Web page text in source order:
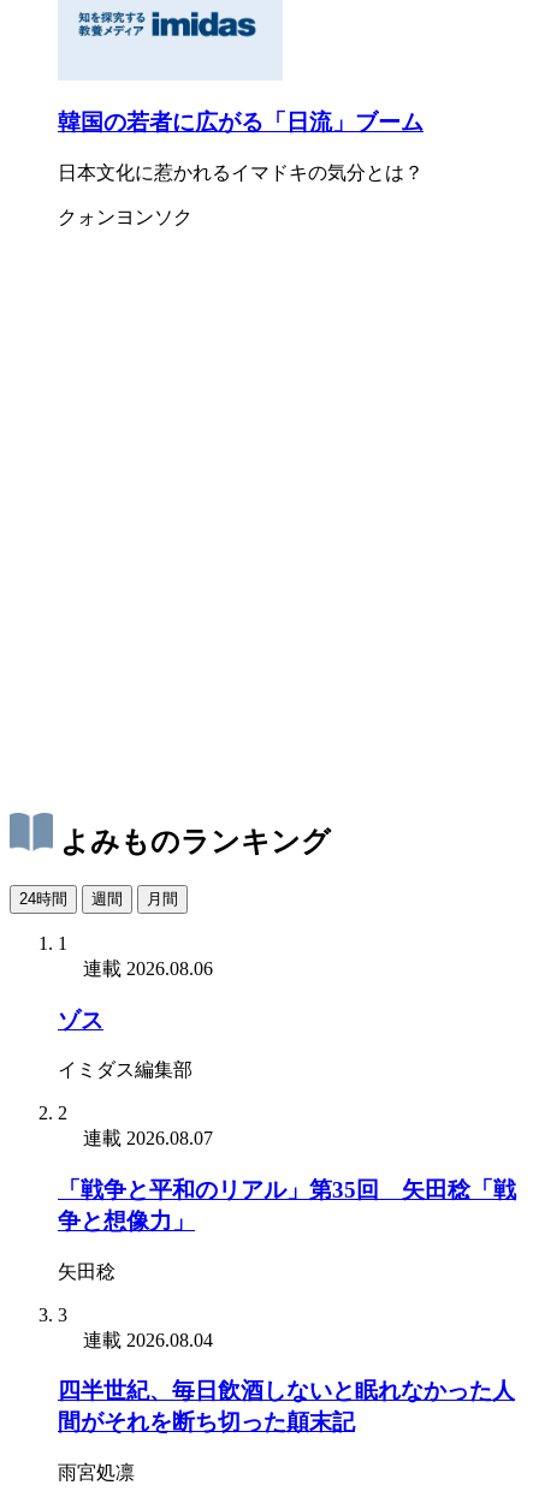
韓国の若者に広がる「日流」ブーム
日本文化に惹かれるイマドキの気分とは？
クォンヨンソク
よみものランキング
24時間 週間 月間
1
連載 2026.08.06
ゾス
イミダス編集部
2
連載 2026.08.07
「戦争と平和のリアル」第35回 矢田稔「戦
争と想像力」
矢田稔
3
連載 2026.08.04
四半世紀、毎日飲酒しないと眠れなかった人
間がそれを断ち切った顛末記
雨宮処凛